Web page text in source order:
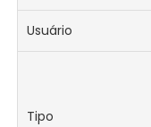
Usuário
Tipo